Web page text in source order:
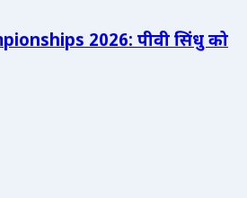
2026: पीवी सिंधु को